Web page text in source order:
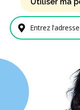
Entrez l'adresse